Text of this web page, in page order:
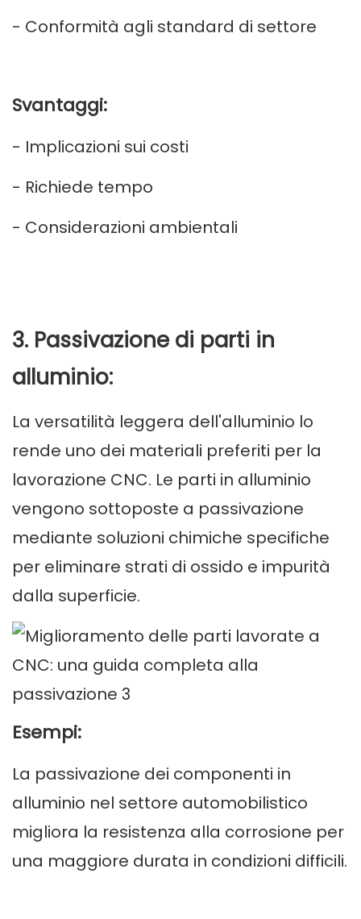
- Conformità agli standard di settore
Svantaggi:
- Implicazioni sui costi
- Richiede tempo
- Considerazioni ambientali
3. Passivazione di parti in
alluminio:
La versatilità leggera dell'alluminio lo
rende uno dei materiali preferiti per la
lavorazione CNC. Le parti in alluminio
vengono sottoposte a passivazione
mediante soluzioni chimiche specifiche
per eliminare strati di ossido e impurità
dalla superficie.
Esempi:
La passivazione dei componenti in
alluminio nel settore automobilistico
migliora la resistenza alla corrosione per
una maggiore durata in condizioni difficili.